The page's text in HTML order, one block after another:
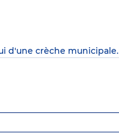
d'une crèche municipale.